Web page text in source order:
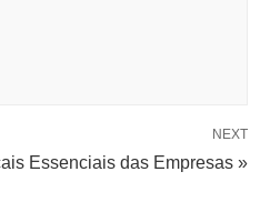
NEXT
Essenciais das Empresas »